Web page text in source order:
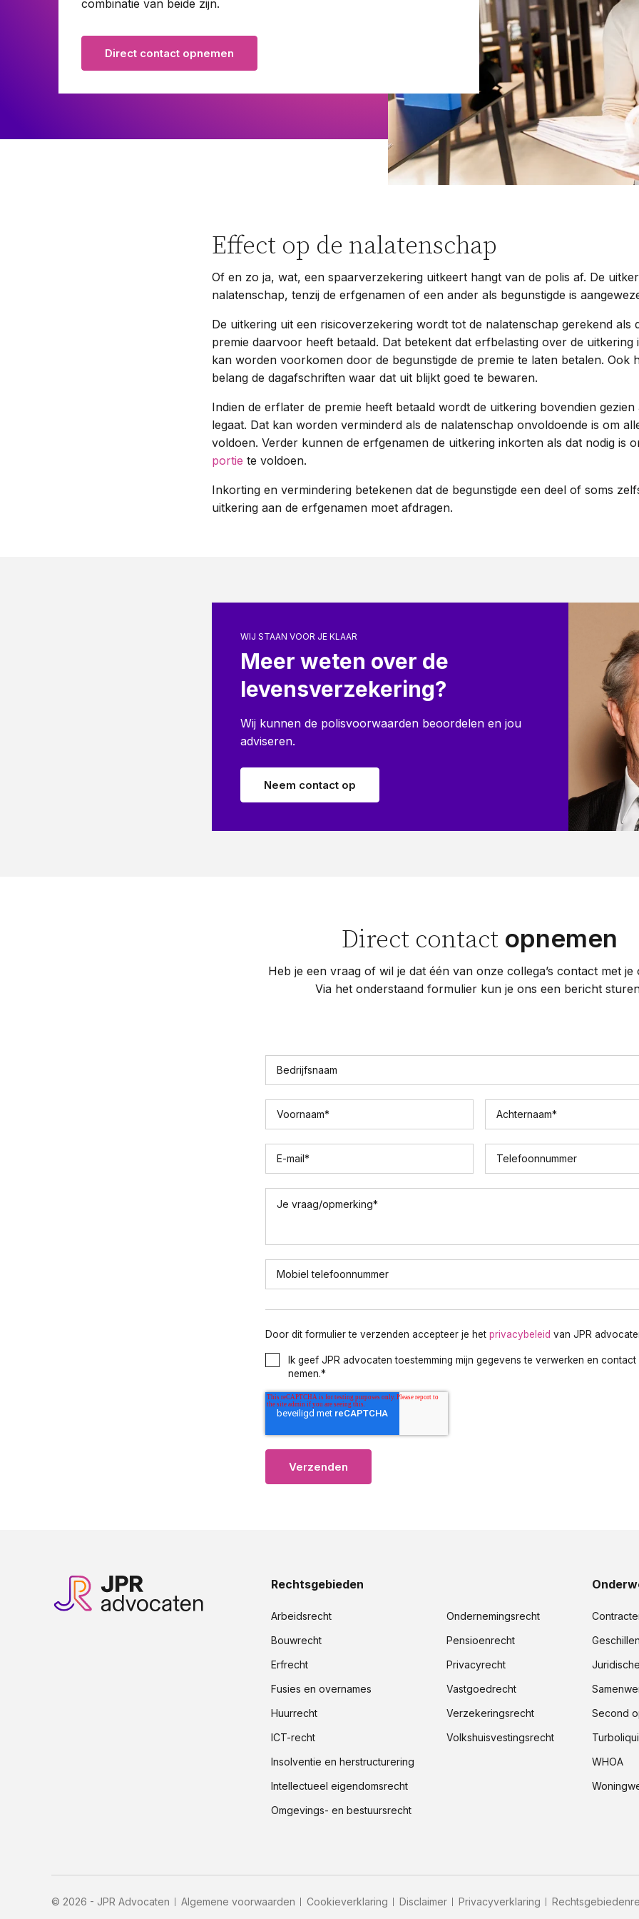
Privacyrecht
Vastgoedrecht
Taal:
combinatie van beide zijn.
Direct contact opnemen
Effect op de nalatenschap
Of en zo ja, wat, een spaarverzekering uitkeert hangt van de polis af. De
nalatenschap, tenzij de erfgenamen of een ander als begunstigde is
De uitkering uit een risicoverzekering wordt tot de nalatenschap gerekend als
premie daarvoor heeft betaald. Dat betekent dat erfbelasting over de uitkering
kan worden voorkomen door de begunstigde de premie te laten betalen. Ook
belang de dagafschriften waar dat uit blijkt goed te bewaren.
Indien de erflater de premie heeft betaald wordt de uitkering bovendien gezien
legaat. Dat kan worden verminderd als de nalatenschap onvoldoende is om
voldoen. Verder kunnen de erfgenamen de uitkering inkorten als dat nodig is
portie te voldoen.
Inkorting en vermindering betekenen dat de begunstigde een deel of soms
uitkering aan de erfgenamen moet afdragen.
WIJ STAAN VOOR JE KLAAR
Meer weten over de
levensverzekering?
Wij kunnen de polisvoorwaarden beoordelen en jou
adviseren.
Neem contact op
Direct contact opnemen
Heb je een vraag of wil je dat één van onze collega’s contact met je
Via het onderstaand formulier kun je ons een bericht
Bedrijfsnaam
Voornaam* Achternaam*
E-mail* Telefoonnummer
Je vraag/opmerking*
Mobiel telefoonnummer
Door dit formulier te verzenden accepteer je het privacybeleid van JPR
Ik geef JPR advocaten toestemming mijn gegevens te verwerken en contact
nemen.*
Rechtsgebieden
Arbeidsrecht
Bouwrecht
Erfrecht
Fusies en overnames
Huurrecht
ICT-recht
Insolventie en herstructurering
Intellectueel eigendomsrecht
Omgevings- en bestuursrecht
Ondernemingsrecht
Pensioenrecht
Privacyrecht
Vastgoedrecht
Verzekeringsrecht
Volkshuisvestingsrecht
Geschillen
Second
WHOA
© 2026 - JPR Advocaten Algemene voorwaarden Cookieverklaring Disclaimer Privacyverklaring